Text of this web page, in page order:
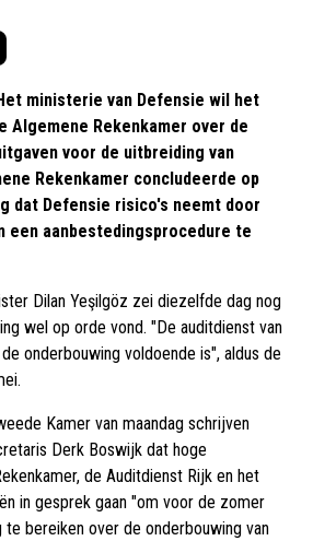
ministerie van Defensie wil het
Algemene Rekenkamer over de
voor de uitbreiding van
Rekenkamer concludeerde op
dat Defensie risico's neemt door
een aanbestedingsprocedure te
Dilan Yeşilgöz zei diezelfde dag nog
wel op orde vond. "De auditdienst van
onderbouwing voldoende is", aldus de
Kamer van maandag schrijven
Derk Boswijk dat hoge
de Auditdienst Rijk en het
in gesprek gaan "om voor de zomer
te bereiken over de onderbouwing van